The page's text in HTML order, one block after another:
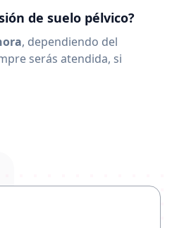
de suelo pélvico?
, dependiendo del
serás atendida, si